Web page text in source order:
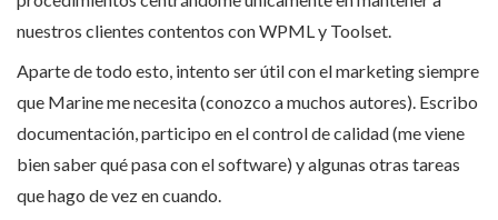
nuestros clientes contentos con WPML y Toolset.
Aparte de todo esto, intento ser útil con el marketing siempre
que Marine me necesita (conozco a muchos autores). Escribo
documentación, participo en el control de calidad (me viene
bien saber qué pasa con el software) y algunas otras tareas
que hago de vez en cuando.